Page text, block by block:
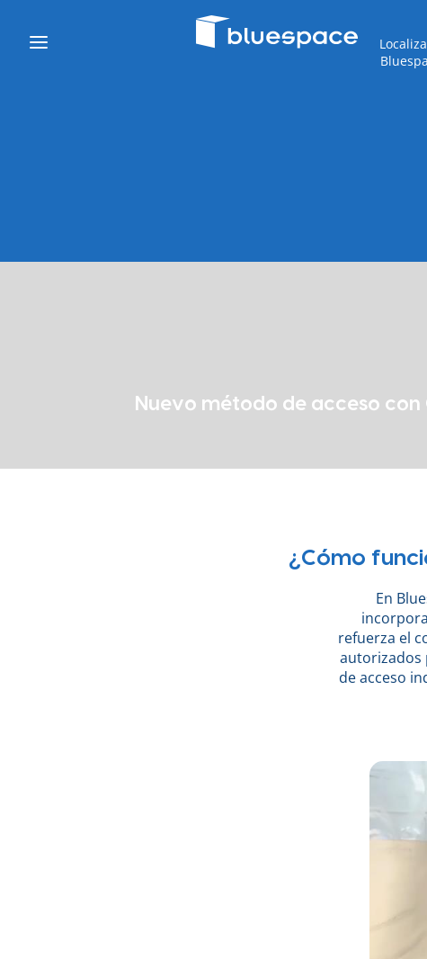
Nuevo método de acceso con
¿Cómo
En
refuerza el
autorizados
de acceso